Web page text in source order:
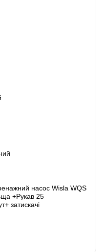
насос Wisla WQS
+Рукав 25
затискачі